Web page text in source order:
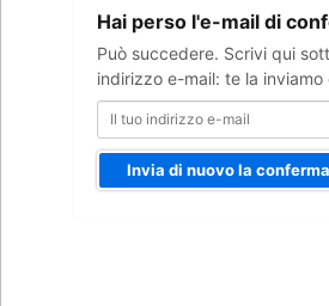
Hai perso l'e-mail di
Può succedere. Scrivi qui
indirizzo e-mail: te la inviamo
indirizzo
Invia di nuovo la conferma